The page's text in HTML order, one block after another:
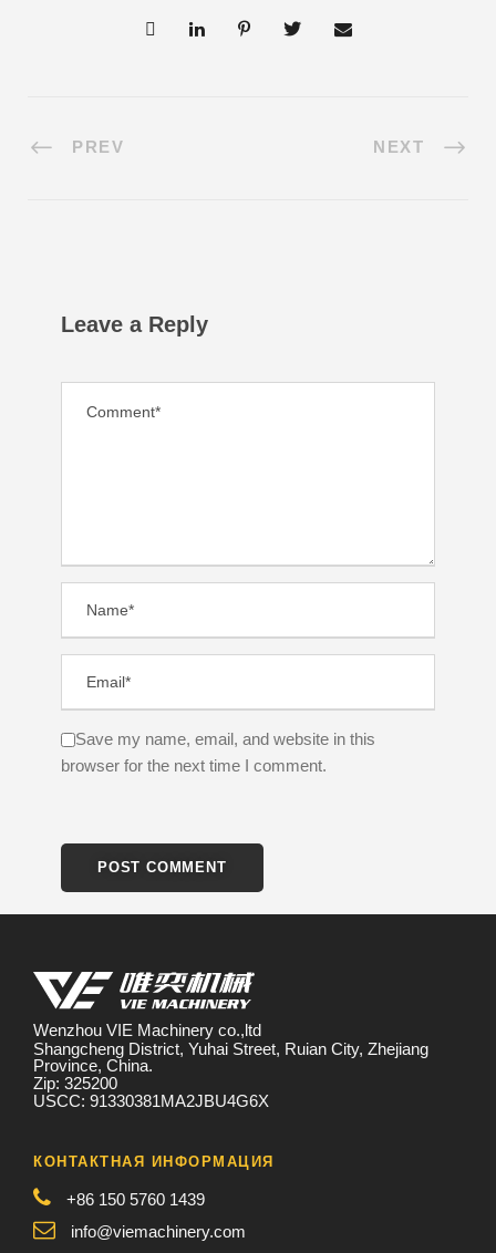
PREV NEXT
Leave a Reply
Save my name, email, and website in this
browser for the next time I comment.
Wenzhou VIE Machinery co.,ltd
Shangcheng District, Yuhai Street, Ruian City, Zhejiang
Province, China.
Zip: 325200
USCC: 91330381MA2JBU4G6X
КОНТАКТНАЯ ИНФОРМАЦИЯ
+86 150 5760 1439
info@viemachinery.com